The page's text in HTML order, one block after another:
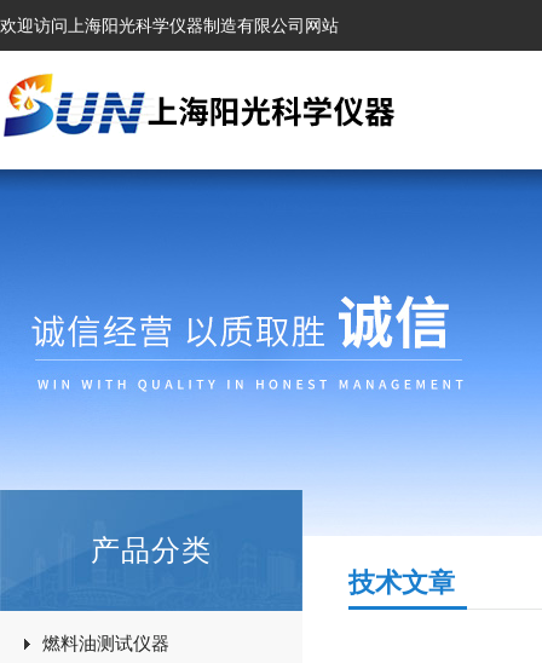
欢迎访问上海阳光科学仪器制造有限公司网站
产品分类
燃料油测试仪器
技术文章